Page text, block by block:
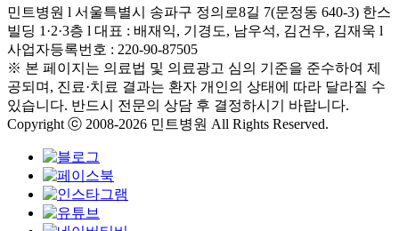
민트병원 l 서울특별시 송파구 정의로8길 7(문정동 640-3) 한스
빌딩 1·2·3층 l 대표 : 배재익, 기경도, 남우석, 김건우, 김재욱 l
사업자등록번호 : 220-90-87505
※ 본 페이지는 의료법 및 의료광고 심의 기준을 준수하여 제
공되며, 진료·치료 결과는 환자 개인의 상태에 따라 달라질 수
있습니다. 반드시 전문의 상담 후 결정하시기 바랍니다.
Copyright ⓒ 2008-2026 민트병원 All Rights Reserved.